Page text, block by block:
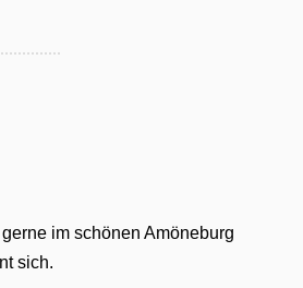
im schönen Amöneburg
sich.